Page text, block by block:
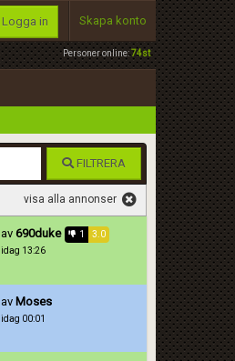
Personer online:74st
Logga in Skapa konto
FILTRERA
visa alla annonser
av 690duke 1
3.0
idag 13:26
av Moses
idag 00:01